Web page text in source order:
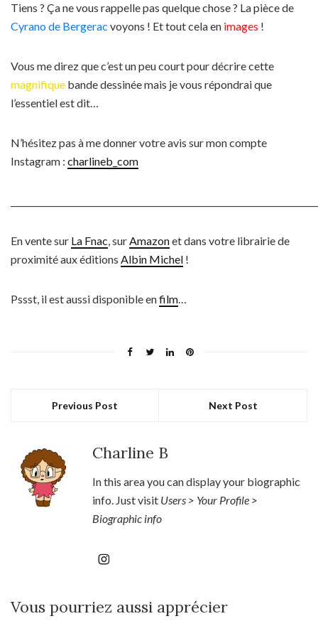
Tiens ? Ça ne vous rappelle pas quelque chose ? La pièce de
Cyrano de Bergerac voyons ! Et tout cela en images !
Vous me direz que c’est un peu court pour décrire cette
magnifique bande dessinée mais je vous répondrai que
l’essentiel est dit…
N’hésitez pas à me donner votre avis sur mon compte
Instagram : charlineb_com
En vente sur La Fnac, surAmazonet dans votre librairie de
proximité aux éditions Albin Michel !
Pssst, il est aussi disponible enfilm…
Previous Post Next Post
Charline B
In this area you can display your biographic
info. Just visit Users > Your Profile >
Biographic info
Vous pourriez aussi apprécier